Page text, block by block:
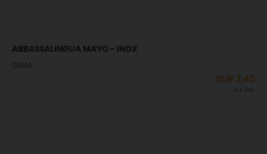
ABBASSALINGUA MAYO - INOX
GIMA
EUR 3,45
IVA incl.